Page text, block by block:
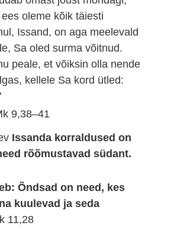
oleme kõik täiesti
Issand, on aga meelevald
Sa oled surma võitnud.
peale, et võiksin olla nende
kellele Sa kord ütled:
9,38–41
Issanda korraldused on
rõõmustavad südant.
Õndsad on need, kes
kuulevad ja seda
11,28